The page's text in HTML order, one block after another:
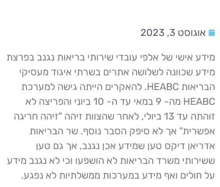
אוגוסט 3, 2023
מידע אישי של אלפי עובדי שירותי בריאות נגנב בפרצת
מידע שכוונה לשלושה אתרים בשרתי איגוד מעסיקי
הבריאות HEABC. להאקרים הייתה גישה למערכת
HEABC מה- 9 במאי עד ה- 10 ביוני והפריצה לא
זוהתה עד 13 ביולי, לאחר שהצוות זיהה "זיהה חריגה
אפשרית" אך לא סיפק הסבר נוסף. שר הבריאות
אדריאן דיקס טען שמידע אכן נגנב, אך גם טען
ששירותי משרד הבריאות לא הושפעו וכי לא נגנב מידע
על חולים ואף מידע במערכות ממשלתיות לא נפגע.